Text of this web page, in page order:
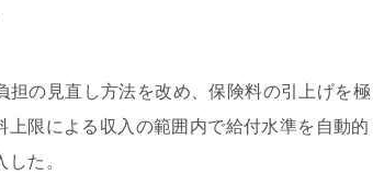
の見直し方法を改め、保険料の引上げを極
限による収入の範囲内で給付水準を自動的
た。